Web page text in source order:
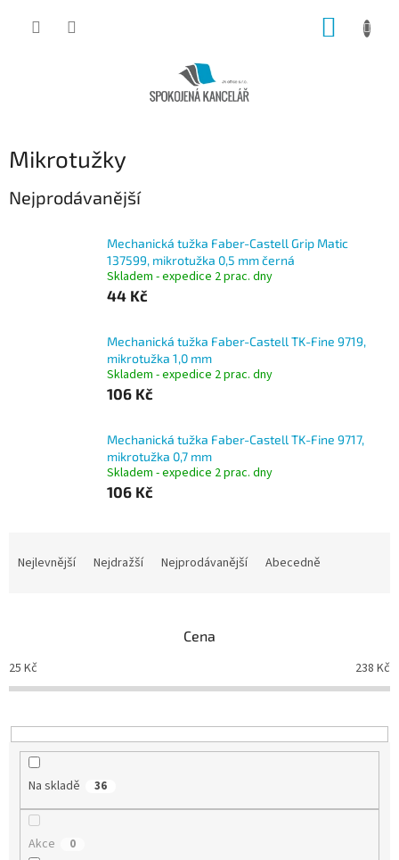
Mikrotužky
Nejprodávanější
Mechanická tužka Faber-Castell Grip Matic
137599, mikrotužka 0,5 mm černá
Skladem - expedice 2 prac. dny
44 Kč
Mechanická tužka Faber-Castell TK-Fine 9719,
mikrotužka 1,0 mm
Skladem - expedice 2 prac. dny
106 Kč
Mechanická tužka Faber-Castell TK-Fine 9717,
mikrotužka 0,7 mm
Skladem - expedice 2 prac. dny
106 Kč
p
r
o
u
Nejlevnější Nejdražší Nejprodávanější Abecedně
Cena
25 Kč 238 Kč
Na skladě 36
Akce 0